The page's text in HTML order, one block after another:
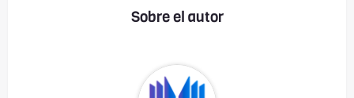
Sobre el autor